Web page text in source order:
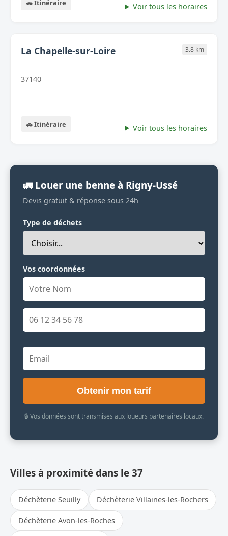
🚗 Itinéraire Voir tous les horaires
La Chapelle-sur-Loire 3.8 km
37140
🚗 Itinéraire Voir tous les horaires
🚛 Louer une benne à Rigny-Ussé
Devis gratuit & réponse sous 24h
Type de déchets
Vos coordonnées
Obtenir mon tarif
🔒 Vos données sont transmises aux loueurs partenaires locaux.
Villes à proximité dans le 37
Déchèterie Seuilly Déchèterie Villaines-les-Rochers
Déchèterie Avon-les-Roches